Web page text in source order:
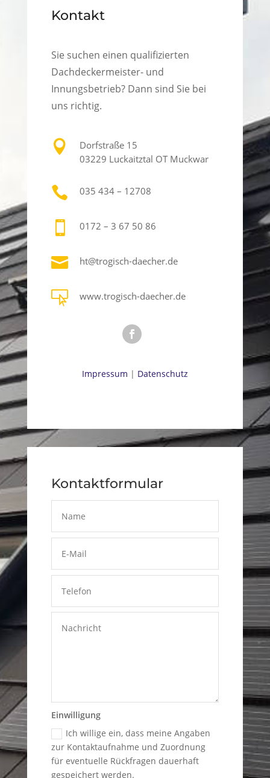
Kontakt
Sie suchen einen qualifizierten
Dachdeckermeister- und
Innungsbetrieb? Dann sind Sie bei
uns richtig.

Dorfstraße 15
03229 Luckaitztal OT Muckwar
 035 434 – 12708
 0172 – 3 67 50 86
 ht@trogisch-daecher.de
 www.trogisch-daecher.de
Impressum | Datenschutz
Kontaktformular
Einwilligung
Ich willige ein, dass meine Angaben
zur Kontaktaufnahme und Zuordnung
für eventuelle Rückfragen dauerhaft
gespeichert werden.